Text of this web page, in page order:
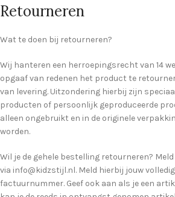
Retourneren
Wat te doen bij retourneren?
Wij hanteren een herroepingsrecht van 14
opgaaf van redenen het product te
van levering. Uitzondering hierbij zijn
producten of persoonlijk geproduceerde
alleen ongebruikt en in de originele
worden.
Wil je de gehele bestelling retourneren?
via info@kidzstijl.nl. Meld hierbij jouw
factuurnummer. Geef ook aan als je een